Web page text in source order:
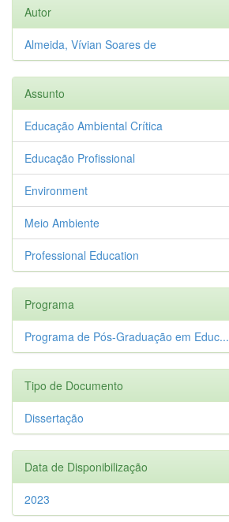
Autor
Almeida, Vívian Soares de
Assunto
Educação Ambiental Crítica
Educação Profissional
Environment
Meio Ambiente
Professional Education
Programa
Programa de Pós-Graduação em Educ...
Tipo de Documento
Dissertação
Data de Disponibilização
2023